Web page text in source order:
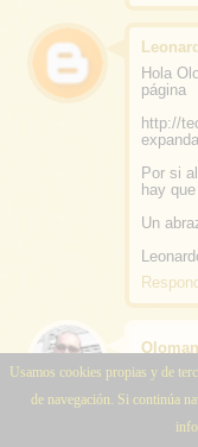
Hola
página
http://
Por si
hay
Un
Oloman
Ok
otro
Usamos cookies propias y de
de navegación. Si continúa